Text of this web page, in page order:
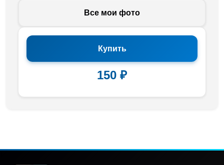
Все мои фото
Купить
150 ₽